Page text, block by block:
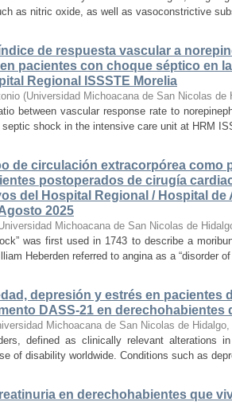
as nitric oxide, as well as vasoconstrictive
de respuesta vascular a
pacientes con choque séptico en
Regional ISSSTE Morelia
(Universidad Michoacana de San Nicolas de
between vascular response rate to
shock in the intensive care unit at HRM
de circulación extracorpórea como
postoperados de cirugía
del Hospital Regional / Hospital de
2025
Michoacana de San Nicolas de
was first used in 1743 to describe a
Heberden referred to angina as a “disorder
depresión y estrés en pacientes
DASS-21 en derechohabientes
Michoacana de San Nicolas de Hidalgo,
defined as clinically relevant alterations
of disability worldwide. Conditions such as
en derechohabientes que